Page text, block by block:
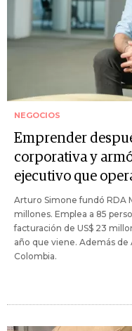
NEGOCIOS
Emprender
corporativa y
ejecutivo que
Arturo Simone fundó RDA
millones. Emplea a 85
facturación de US$ 23
año que viene. Además
Colombia.